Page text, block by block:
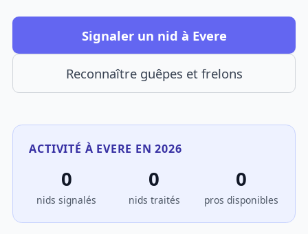
Signaler un nid à Evere
Reconnaître guêpes et frelons
ACTIVITÉ À EVERE EN 2026
0
nids signalés
0
nids traités
0
pros disponibles